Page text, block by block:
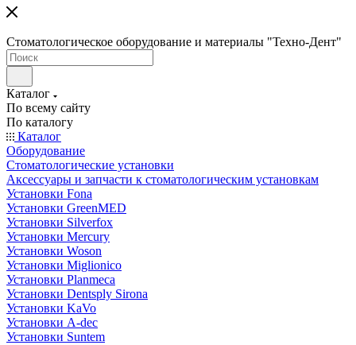
Стоматологическое оборудование и материалы "Техно-Дент"
Каталог
По всему сайту
По каталогу
Каталог
Оборудование
Стоматологические установки
Аксессуары и запчасти к стоматологическим установкам
Установки Fona
Установки GreenMED
Установки Silverfox
Установки Mercury
Установки Woson
Установки Miglionico
Установки Planmeca
Установки Dentsply Sirona
Установки KaVo
Установки A-dec
Установки Suntem